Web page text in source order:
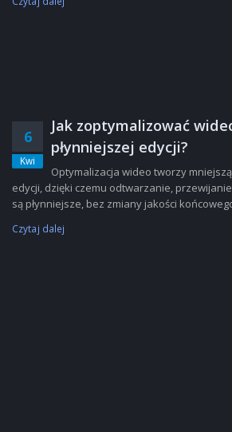
6
Kwi
Jak zoptymalizować
płynniejszej edycji?
Optymalizacja wideo tworzy
edycji, dzięki czemu odtwarzanie,
są płynniejsze, bez zmiany jakości
Czytaj dalej